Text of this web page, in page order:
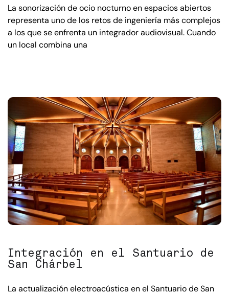
La sonorización de ocio nocturno en espacios abiertos
representa uno de los retos de ingeniería más complejos
a los que se enfrenta un integrador audiovisual. Cuando
un local combina una
Integración en el Santuario de
San Chárbel
La actualización electroacústica en el Santuario de San